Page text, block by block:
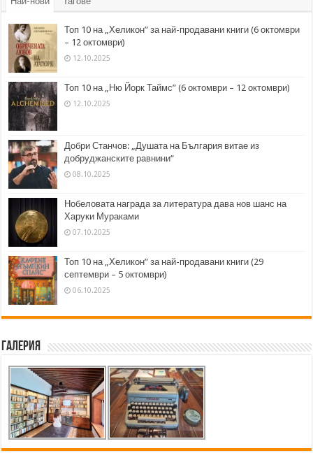
Топ 10 на „Хеликон” за най-продавани книги (6 октомври
– 12 октомври)
12.10.2025
Топ 10 на „Ню Йорк Таймс” (6 октомври – 12 октомври)
12.10.2025
Добри Станчов: „Душата на България витае из
добруджанските равнини“
08.10.2025
Нобеловата награда за литература дава нов шанс на
Харуки Мураками
07.10.2025
Топ 10 на „Хеликон” за най-продавани книги (29
септември – 5 октомври)
06.10.2025
Галерия